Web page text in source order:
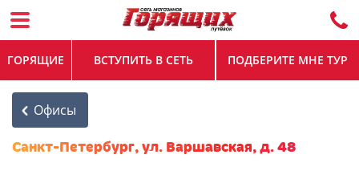
ГОРЯЩИЕ ВСТУПИТЬ В СЕТЬ ПОДБЕРИТЕ МНЕ ТУР
Офисы
Санкт-Петербург, ул. Варшавская, д. 48